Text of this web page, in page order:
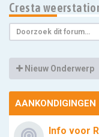
Cresta
Nieuw Onderwerp
AANKONDIGINGEN
Info voor